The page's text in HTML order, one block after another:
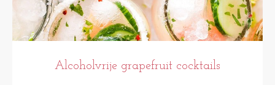
Alcoholvrije grapefruit cocktails